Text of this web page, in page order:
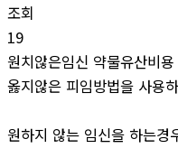
조회
19
원치않은임신 약물유산비용
옳지않은 피임방법을 사용
원하지 않는 임신을 하는경